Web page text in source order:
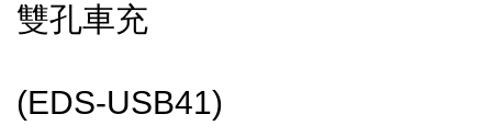
雙孔車充
(EDS-USB41)